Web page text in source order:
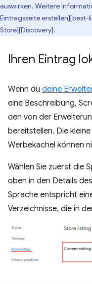
auswirken. Weitere
Eintragsseite
Store][Discovery].
Ihren Eintrag
Wenn du deine
eine Beschreibung,
den von der
bereitstellen. Die
Werbekachel können
Wählen Sie zuerst die
oben in den Details
Sprache entspricht
Verzeichnisse, die in